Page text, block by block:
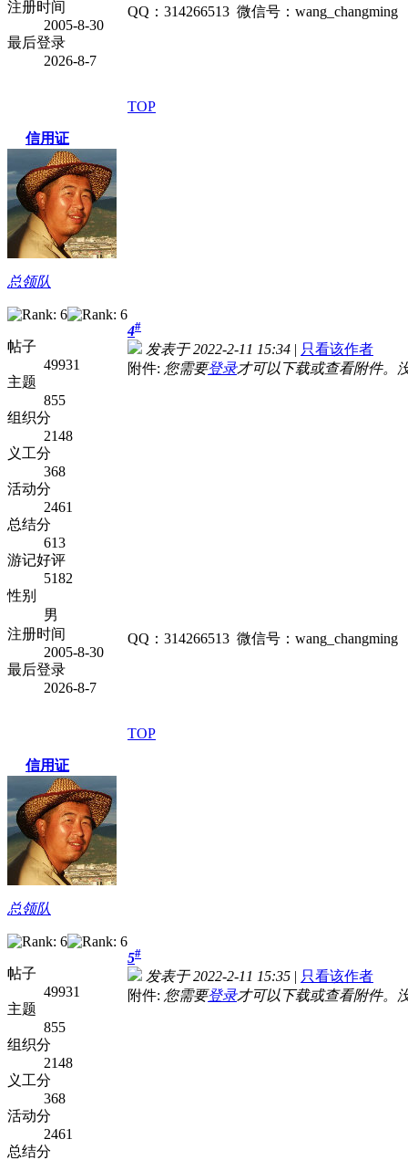
注册时间
2005-8-30
最后登录
2026-8-7
QQ：314266513 微信号：wang_changming
TOP
信用证
总领队
帖子
49931
主题
855
组织分
2148
义工分
368
活动分
2461
总结分
613
游记好评
5182
性别
男
注册时间
2005-8-30
最后登录
2026-8-7
4#
发表于 2022-2-11 15:34 | 只看该作者
附件: 您需要登录才可以下载或查看附件。
QQ：314266513 微信号：wang_changming
TOP
信用证
总领队
帖子
49931
主题
855
组织分
2148
义工分
368
活动分
2461
总结分
5#
发表于 2022-2-11 15:35 | 只看该作者
附件: 您需要登录才可以下载或查看附件。